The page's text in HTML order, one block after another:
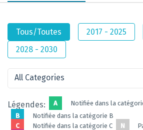
Tous/Toutes 2017 - 2025
2028 - 2030
All Categories
Légendes: A
Notifiée dans la
B
Notifiée dans la catégorie B
C
Notifiée dans la catégorie C N